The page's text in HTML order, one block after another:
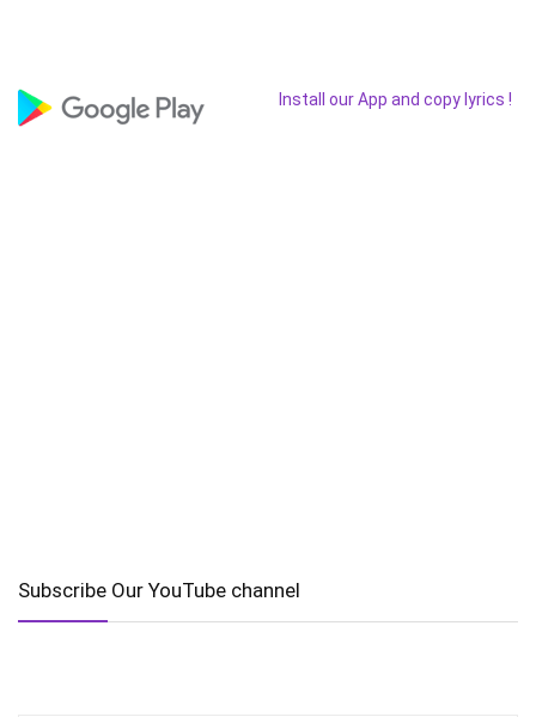
Install our App and copy lyrics !
Subscribe Our YouTube channel